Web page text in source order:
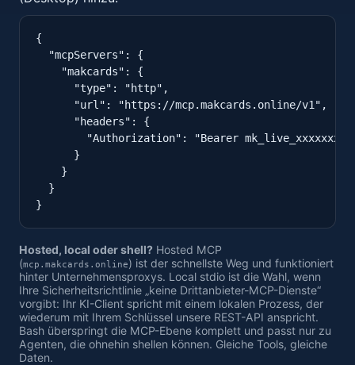
{
  "mcpServers": {
    "makcards": {
      "type": "http",
      "url": "https://mcp.makcards.online/v1",
      "headers": {
"Authorization": "Bearer
      }
    }
  }
}
Hosted, local oder shell? Hosted MCP
(mcp.makcards.online) ist der schnellste Weg und funktioniert
hinter Unternehmensproxys. Local stdio ist die Wahl, wenn
Ihre Sicherheitsrichtlinie „keine Drittanbieter-MCP-Dienste“
vorgibt: Ihr KI-Client spricht mit einem lokalen Prozess, der
wiederum mit Ihrem Schlüssel unsere REST-API anspricht.
Bash überspringt die MCP-Ebene komplett und passt nur zu
Agenten, die ohnehin shellen können. Gleiche Tools, gleiche
Daten.